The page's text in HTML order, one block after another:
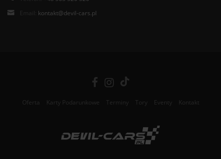
Email: kontakt@devil-cars.pl
Oferta Karty Podarunkowe Terminy Tory Eventy Kontakt